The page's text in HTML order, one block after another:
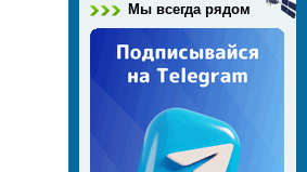
Мы всегда рядом